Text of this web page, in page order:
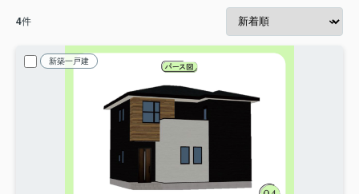
4件
新築一戸建